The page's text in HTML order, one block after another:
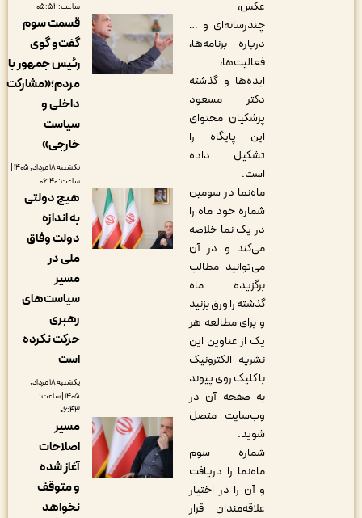
چندرسانه‌ای و …
درباره برنامه‌ها،
فعالیت‌ها،
ایده‌ها و گذشته
دکتر مسعود
پزشکیان محتوای
این پایگاه را
تشکیل داده
ماه‌نما در سومین
شماره خود ماه را
در یک نما خلاصه
می‌کند و در آن
می‌توانید مطالب
برگزیده ماه
گذشته را ورق بزنید
و برای مطالعه هر
یک از عناوین این
نشریه الکترونیک
با کلیک روی پیوند
به صفحه آن در
وب‌سایت متصل
شماره سوم
را دریافت
و آن را در اختیار
علاقه‌مندان قرار
قسمت سوم
گفت‌و گوی
رئیس جمهور با
مردم؛«مشارکت
داخلی و
سیاست
خارجی»
یکشنبه ۱۸ مرداد, ۱۴۰۵ |
هیچ دولتی
به اندازه
دولت وفاق
سیاست‌های
حرکت نکرده
یکشنبه ۱۸ مرداد,
۱۴۰۵ | ساعت:
مسیر
اصلاحات
آغاز شده
و متوقف
نخواهد